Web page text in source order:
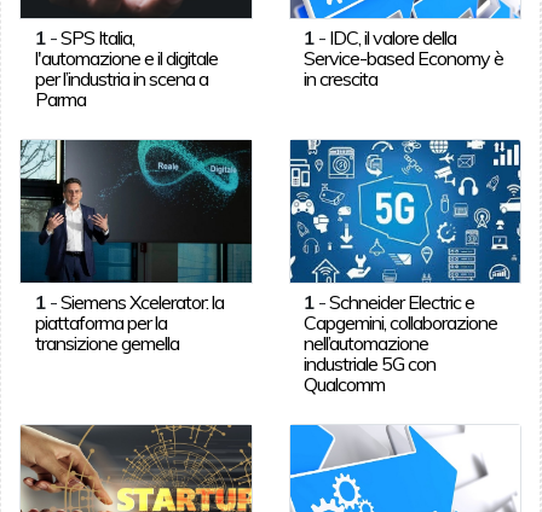
1-SPS Italia,
l'automazione e il digitale
per l’industria in scena a
Parma
1 - IDC, il valore della
Service-based Economy è
in crescita
1-Siemens Xcelerator: la
piattaforma per la
transizione gemella
1 -Schneider Electric e
Capgemini, collaborazione
nell’automazione
industriale 5G con
Qualcomm